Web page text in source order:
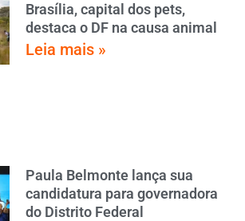
Brasília, capital dos pets,
destaca o DF na causa animal
Leia mais »
Paula Belmonte lança sua
candidatura para governadora
do Distrito Federal